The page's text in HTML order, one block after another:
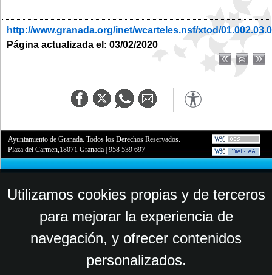
http://www.granada.org/inet/wcarteles.nsf/xtod/
Página actualizada el: 03/02/2020
Ayuntamiento de Granada. Todos los Derechos Reservados.
Plaza del Carmen,18071 Granada |958 539 697
Utilizamos cookies propias y de terceros
para mejorar la experiencia de
navegación, y ofrecer contenidos
personalizados.